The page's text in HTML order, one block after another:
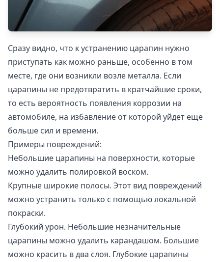
Сразу видно, что к устранению царапин нужно
приступать как можно раньше, особенно в том
месте, где они возникли возле металла. Если
царапины не предотвратить в кратчайшие сроки,
то есть вероятность появления коррозии на
автомобиле, на избавление от которой уйдет еще
больше сил и времени.
Примеры повреждений:
Небольшие царапины на поверхности, которые
можно удалить полировкой воском.
Крупные широкие полосы. Этот вид повреждений
можно устранить только с помощью локальной
покраски.
Глубокий урон. Небольшие незначительные
царапины можно удалить карандашом. Большие
можно красить в два слоя. Глубокие царапины